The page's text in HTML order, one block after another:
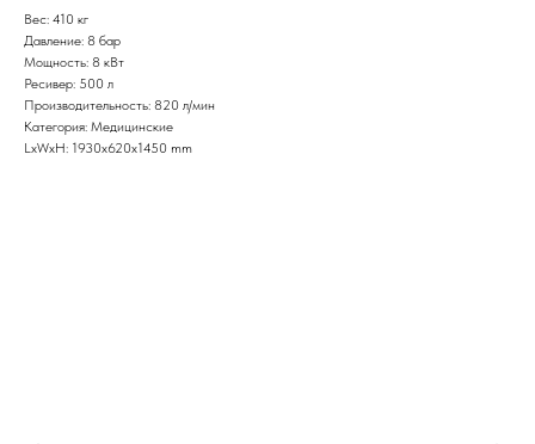
Вес: 410 кг
Давление: 8 бар
Мощность: 8 кВт
Ресивер: 500 л
Производительность: 820 л/мин
Категория: Медицинские
LxWxH: 1930x620x1450 mm